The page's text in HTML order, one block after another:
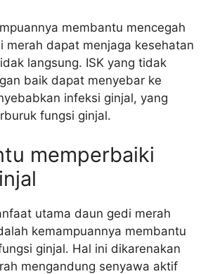
membantu mencegah
merah dapat menjaga kesehatan
langsung. ISK yang tidak
baik dapat menyebar ke
infeksi ginjal, yang
fungsi ginjal.
memperbaiki
utama daun gedi merah
kemampuannya membantu
ginjal. Hal ini dikarenakan
mengandung senyawa aktif